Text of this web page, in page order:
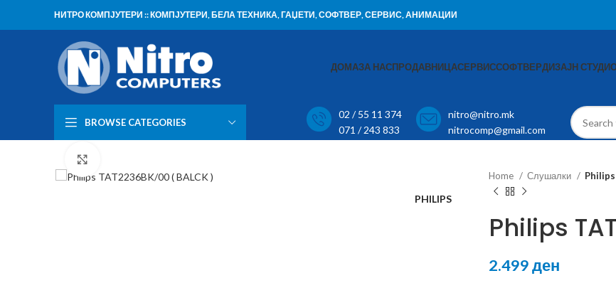
НИТРО КОМПЈУТЕРИ :: КОМПЈУТЕРИ, БЕЛА ТЕХНИКА, ГАЏЕТИ, СОФТВЕР, СЕРВИС, АНИМАЦИИ
ДОМАЗА НАСПРОДАВНИЦАСЕРВИССОФТВЕРДИЗАЈН
BROWSE CATEGORIES
02 / 55 11 374
071 / 243 833
nitro@nitro.mk
nitrocomp@gmail.com
PHILIPS
Home
Слушалки
Philips
2.499ден